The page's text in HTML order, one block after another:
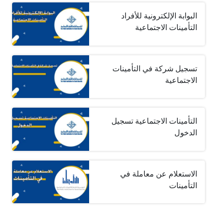
البوابة الإلكترونية للأفراد
التأمينات الاجتماعية
تسجيل شركة في التأمينات
الاجتماعية
التأمينات الاجتماعية تسجيل
الدخول
الاستعلام عن معاملة في
التأمينات